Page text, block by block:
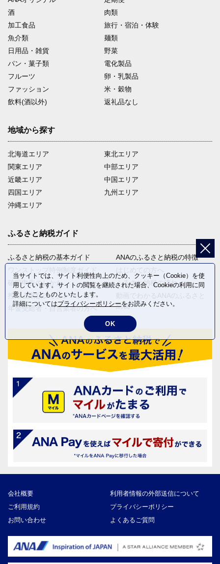
酒
肉類
加工食品
旅行・宿泊・体験
魚介類
麺類
日用品・雑貨
野菜
パン・菓子類
電化製品
フルーツ
卵・乳製品
ファッション
米・穀物
飲料(酒以外)
返礼品なし
地域から探す
北海道エリア
関東エリア
近畿エリア
四国エリア
沖縄エリア
東北エリア
中部エリア
中国エリア
九州エリア
ふるさと納税ガイド
ふるさと納税の基本ガイド
確定申告のしかた
控除上限額シミュレーション
年金受給者・自営業者の方へ
ANAのふるさと納税の特徴
ふるさと納税の流れ
納税
会社概要
利用者情報の外部送信について
ご利用規約
プライバシーポリシー
お問い合わせ
よくあるご質問
当サイトでは、サイト利便性向上のため、クッキー（Cookie）を使
用しています。サイトの閲覧を継続された場合、Cookieの利用に同
意したことものといたします。
詳細についてはプライバシーポリシーをお読みください。
OK